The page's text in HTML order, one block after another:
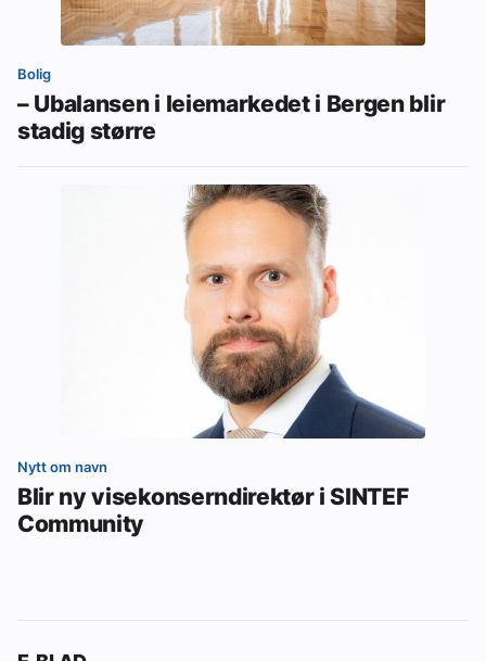
Bolig
– Ubalansen i leiemarkedet i Bergen blir
stadig større
Nytt om navn
Blir ny visekonserndirektør i SINTEF
Community